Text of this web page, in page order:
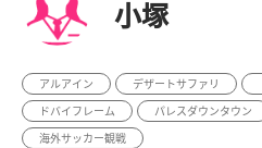
小塚
アルアイン デザートサファリ
ドバイフレーム
パレスダウンタウン
海外サッカー観戦